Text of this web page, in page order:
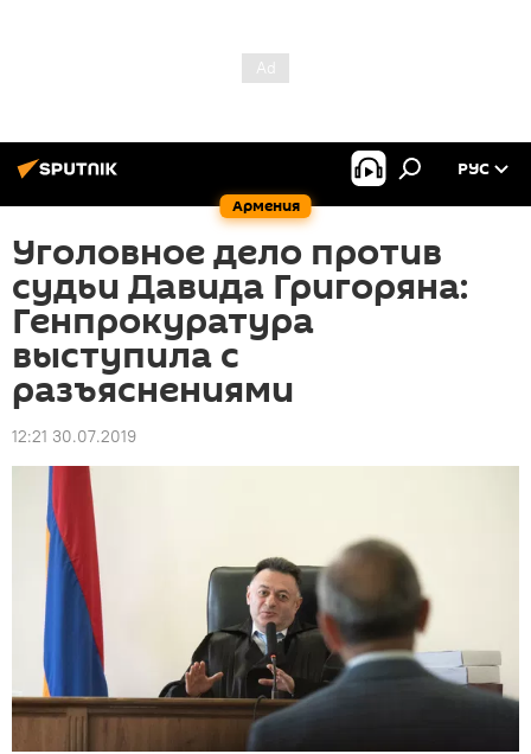
Армения
РУС
Уголовное дело против
судьи Давида Григоряна:
Генпрокуратура
выступила с
разъяснениями
12:21 30.07.2019